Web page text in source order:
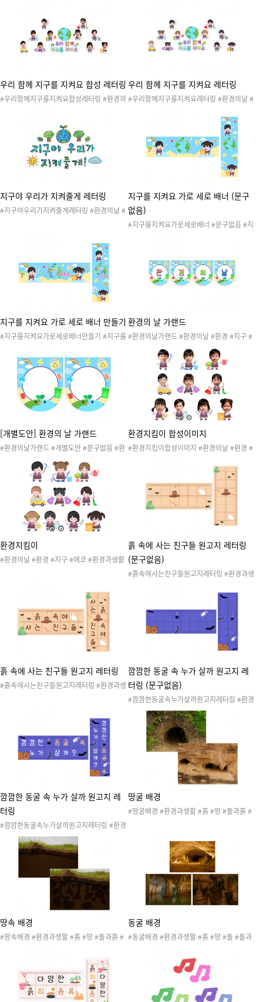
#새활용 #플로깅 #분리수거 #쓰담달리기 #
리사이클 #업사이클 #환경의날도안 #환경의
날행사 #환경의날활동 #환경의날캠페인 #환
경포스터
플로깅 #분리수거 #쓰담달리기 #리사이클 #
업사이클 #환경의날도안 #환경의날행사 #환
경의날활동 #환경의날캠페인 #환경포스터
우리 함께 지구를 지켜요 합성 레터링
#우리함께지구를지켜요합성레터링 #환경의
재활용 #새활용 #플로깅 #분리수거 #쓰담달
리기 #리사이클 #업사이클 #환경의날도안 #
환경의날행사 #환경의날활동 #환경의날캠페
인 #합성도안 #레터링 #환경의날레터링 #환
우리 함께 지구를 지켜요 레터링
#우리함께지구를지켜요레터링 #환경의날 #
#환경보호 #환경지킴이 #지구지킴이 #재활
용 #새활용 #플로깅 #분리수거 #쓰담달리기
#리사이클 #업사이클 #환경의날도안 #환경
의날행사 #환경의날활동 #환경의날캠페인 #
레터링 #환경의날레터링 #환경레터링 #환경
지구야 우리가 지켜줄게 레터링
#지구야우리가지켜줄게레터링 #환경의날 #
용 #새활용 #플로깅 #분리수거 #쓰담달리기
#리사이클 #업사이클 #환경의날도안 #환경
의날행사 #환경의날활동 #환경의날캠페인 #
레터링 #환경의날레터링 #환경레터링 #환경
구성 #환경의날환경구성
지구를 지켜요 가로 세로 배너 (문구
없음)
#지구를지켜요가로세로배너 #문구없음 #지
로깅 #분리수거 #쓰담달리기 #리사이클 #업
사이클 #환경의날도안 #환경의날행사 #환경
의날활동 #환경의날캠페인 #배너 #환경의날
지구를 지켜요 가로 세로 배너 만들기
#지구를지켜요가로세로배너만들기 #지구를
환경과생활 #지구와환경 #환경보호 #환경지
킴이 #지구지킴이 #재활용 #새활용 #플로깅
#분리수거 #쓰담달리기 #리사이클 #업사이
클 #환경의날도안 #환경의날행사 #환경의날
활동 #환경의날캠페인 #배너 #환경의날배너
#환경배너 #환경구성 #환경의날환경구성
환경의 날 가랜드
#환경의날가랜드 #환경의날 #환경 #지구 #
에코 #환경과생활 #지구와환경 #환경보호 #
환경지킴이 #지구지킴이 #재활용 #새활용 #
플로깅 #분리수거 #쓰담달리기 #리사이클 #
업사이클 #환경의날도안 #환경의날행사 #환
경의날활동 #환경의날캠페인 #가랜드 #환경
가랜드 #환경구성 #환경의날환경구성
[개별도안] 환경의 날 가랜드
#환경의날가랜드 #개별도안 #문구없음 #환
구와환경 #환경보호 #환경지킴이 #지구지킴
이 #재활용 #새활용 #플로깅 #분리수거 #쓰
담달리기 #리사이클 #업사이클 #환경의날도
안 #환경의날행사 #환경의날활동 #환경의날
캠페인 #가랜드 #환경가랜드 #환경구성 #환
경의날환경구성
환경지킴이 합성이미지
#환경지킴이합성이미지 #환경의날 #환경 #
보호 #환경지킴이 #지구지킴이 #재활용 #새
활용 #플로깅 #분리수거 #쓰담달리기 #리사
이클 #업사이클 #환경의날도안 #환경의날행
사 #환경의날활동 #환경의날캠페인 #합성도
환경지킴이
#환경의날 #환경 #지구 #에코 #환경과생활
#쓰담달리기 #리사이클 #업사이클 #환경의
날도안 #환경의날행사 #환경의날활동 #환경
의날캠페인
흙 속에 사는 친구들 원고지 레터링
(문구없음)
#흙속에사는친구들원고지레터링 #환경과생
#생태계 #자연놀이 #환경과생활활동 #환경
과생활도안 #환경과생활자료 #흙속생물레터
링 #레터링 #환경구성 #문구없음
흙 속에 사는 친구들 원고지 레터링
#흙속에사는친구들원고지레터링 #환경과생
과생활도안 #환경과생활자료 #흙속생물레터
깜깜한 동굴 속 누가 살까 원고지 레
터링 (문구없음)
#깜깜한동굴속누가살까원고지레터링 #환경
과생활 #흙 #땅 #돌 #돌과흙 #동굴 #동굴속
생물 #생태계 #자연놀이 #환경과생활활동 #
환경과생활도안 #환경과생활자료 #동굴레터
링 #동굴속생물레터링 #레터링 #환경구성 #
문구없음
깜깜한 동굴 속 누가 살까 원고지 레
터링
#깜깜한동굴속누가살까원고지레터링 #환경
과생활 #흙 #땅 #돌 #돌과흙 #동굴 #동굴속
생물 #생태계 #자연놀이 #환경과생활활동 #
환경과생활도안 #환경과생활자료 #동굴레터
링 #동굴속생물레터링 #레터링 #환경구성
땅굴 배경
#땅굴배경 #환경과생활 #흙 #땅 #돌과흙 #
활자료 #환경과생활배경
땅속 배경
#땅속배경 #환경과생활 #흙 #땅 #돌과흙 #
생활활동 #환경과생활도안 #환경과생활자료
#환경과생활배경
동굴 배경
#동굴배경 #환경과생활 #흙 #땅 #돌 #돌과
환경과생활활동 #환경과생활도안 #환경과생
활자료 #환경과생활배경